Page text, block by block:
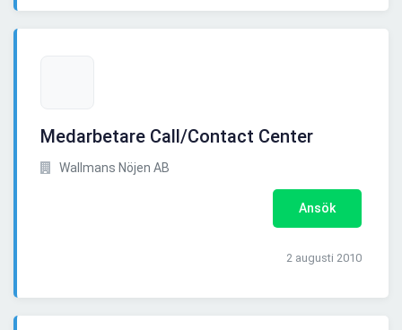
Medarbetare Call/Contact Center
Wallmans Nöjen AB
Ansök
2 augusti 2010